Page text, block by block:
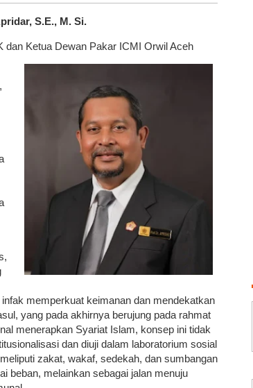
S.E., M. Si.
Ketua Dewan Pakar ICMI Orwil Aceh
memperkuat keimanan dan mendekatkan
yang pada akhirnya berujung pada rahmat
menerapkan Syariat Islam, konsep ini tidak
dan diuji dalam laboratorium sosial
zakat, wakaf, sedekah, dan sumbangan
beban, melainkan sebagai jalan menuju